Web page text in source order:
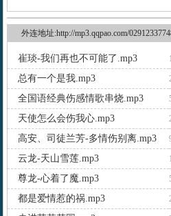
外连地址:http://mp3.qqpao.com/
崔琰-我们再也不可能了.mp3
总有一个是我.mp3
全国语经典伤感情歌串烧.mp3
天使怎么会伤我心.mp3
高安、司徒兰芳-多情伤别离.mp3
云龙-天山雪莲.mp3
尊龙-心着了魔.mp3
都是爱情惹的祸.mp3